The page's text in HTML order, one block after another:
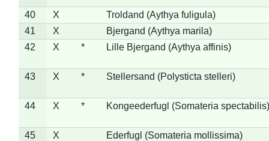
40 X
Troldand (Aythya fuligula)
41
X
Bjergand (Aythya marila)
42
X * Lille Bjergand (Aythya affinis)
43 X * Stellersand (Polysticta stelleri)
44 X * Kongeederfugl (Somateria spectabilis)
45 X
Ederfugl (Somateria mollissima)